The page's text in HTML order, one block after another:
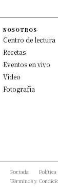
NOSOTROS
Centro de lectura
Recetas
Eventos en vivo
Video
Fotografía
Portada
Política
Términos y